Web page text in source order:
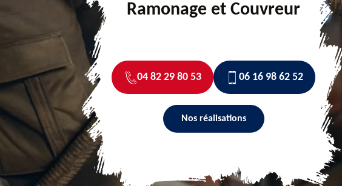
Ramonage et Couvreur
04 82 29 80 53 06 16 98 62 52
Nos réalisations